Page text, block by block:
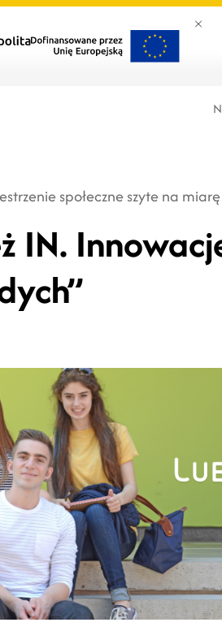
społeczne szyte na
IN.